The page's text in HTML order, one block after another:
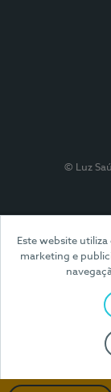
Este website
marketing e
© Luz